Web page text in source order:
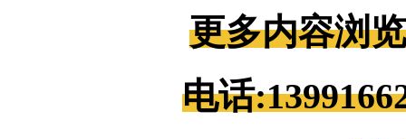
更多内容浏
电话